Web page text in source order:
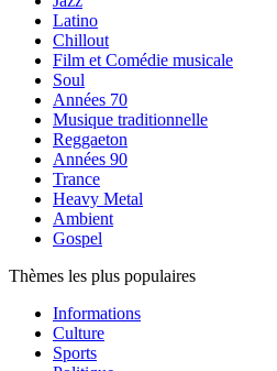
Latino
Chillout
Film et Comédie musicale
Soul
Années 70
Musique traditionnelle
Reggaeton
Années 90
Trance
Heavy Metal
Ambient
Gospel
Thèmes les plus populaires
Informations
Culture
Sports